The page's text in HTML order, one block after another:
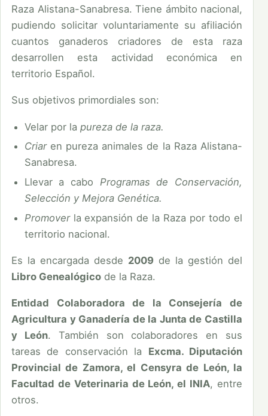
Raza Alistana-Sanabresa. Tiene ámbito nacional,
pudiendo solicitar voluntariamente su afiliación
cuantos ganaderos criadores de esta raza
desarrollen esta actividad económica en
territorio Español.
Sus objetivos primordiales son:
Velar por la pureza de la raza.
Criaren pureza animales de la Raza Alistana-
Sanabresa.
Llevar a cabo Programas de Conservación,
Selección y Mejora Genética.
Promoverla expansión de la Raza por todo el
territorio nacional.
Es la encargada desde 2009 de la gestión del
Libro Genealógico de la Raza.
Entidad Colaboradora de la Consejería de
Agricultura y Ganadería de la Junta de Castilla
y León. También son colaboradores en sus
tareas de conservación la Excma. Diputación
Provincial de Zamora, el Censyra de León, la
Facultad de Veterinaria de León, el INIA, entre
otros.